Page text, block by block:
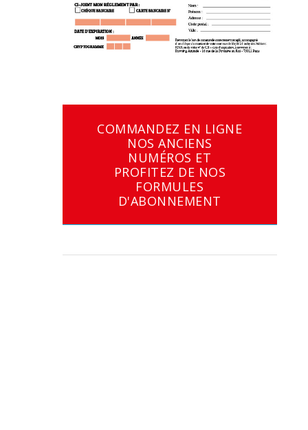
COMMANDEZ EN LIGNE
NOS ANCIENS
NUMÉROS ET
PROFITEZ DE NOS
FORMULES
D'ABONNEMENT